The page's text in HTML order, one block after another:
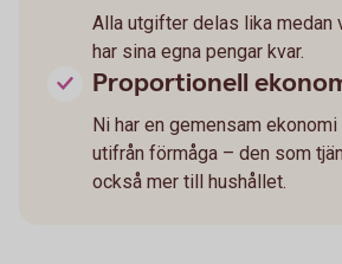
Alla utgifter delas lika medan
har sina egna pengar kvar.
Proportionell
Ni har en gemensam
utifrån förmåga – den som
också mer till hushållet.